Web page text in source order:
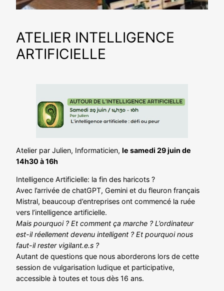
ATELIER INTELLIGENCE
ARTIFICIELLE
Atelier par Julien, Informaticien, le samedi 29 juin de
14h30 à 16h
Intelligence Artificielle: la fin des haricots ?
Avec l’arrivée de chatGPT, Gemini et du fleuron français
Mistral, beaucoup d’entreprises ont commencé la ruée
vers l’intelligence artificielle.
Mais pourquoi ? Et comment ça marche ? L’ordinateur
est-il réellement devenu intelligent ? Et pourquoi nous
faut-il rester vigilant.e.s ?
Autant de questions que nous aborderons lors de cette
session de vulgarisation ludique et participative,
accessible à toutes et tous dès 16 ans.